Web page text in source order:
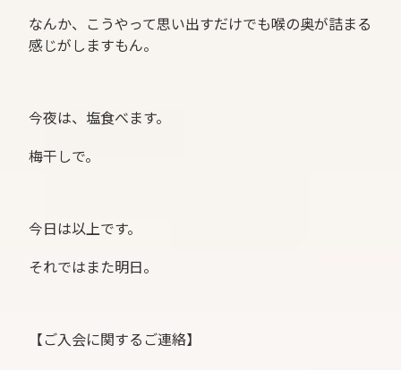
なんか、こうやって思い出すだけでも喉の奥が詰まる
感じがしますもん。
今夜は、塩食べます。
梅干しで。
今日は以上です。
それではまた明日。
【ご入会に関するご連絡】